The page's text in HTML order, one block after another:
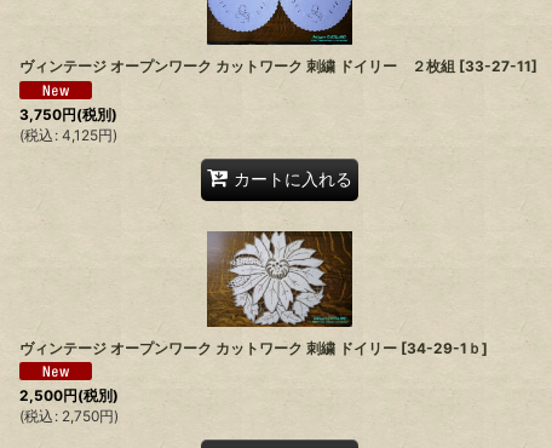
ヴィンテージ オープンワーク カットワーク 刺繍 ドイリー ２枚組 [33-27-11]
3,750円(税別)
(税込 : 4,125円)
カートに入れる
ヴィンテージ オープンワーク カットワーク 刺繍 ドイリー [34-29-1ｂ ]
2,500円(税別)
(税込 : 2,750円)